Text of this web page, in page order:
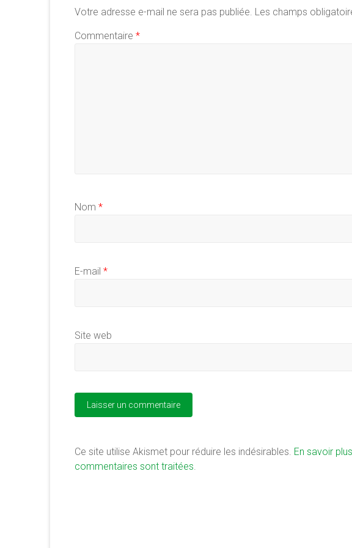
Votre adresse e-mail ne sera pas publiée. Les champs
Commentaire *
Nom *
E-mail *
Site web
Ce site utilise Akismet pour réduire les indésirables. En savoir
commentaires sont traitées.